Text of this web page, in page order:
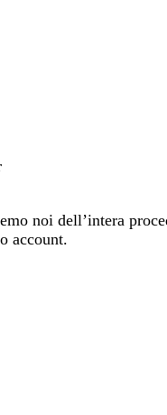
noi dell’intera
account.